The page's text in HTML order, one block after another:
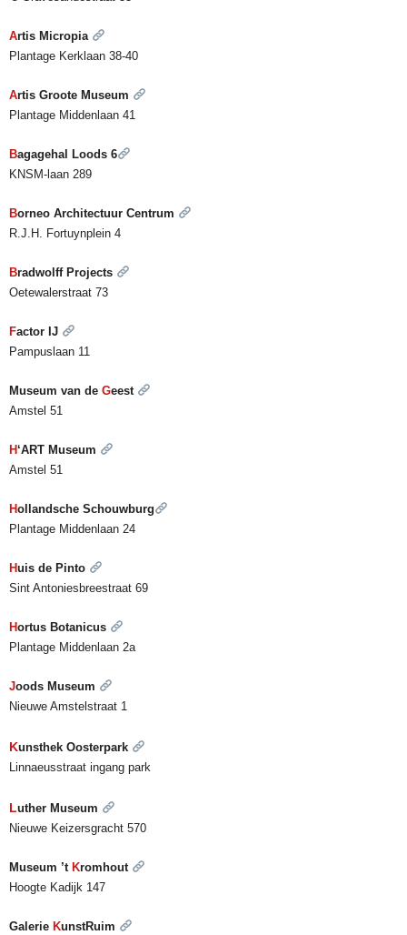
Artis Micropia
Plantage Kerklaan 38-40
Artis Groote Museum
Plantage Middenlaan 41
Bagagehal Loods 6
KNSM-laan 289
Borneo Architectuur Centrum
R.J.H. Fortuynplein 4
Bradwolff Projects
Oetewalerstraat 73
Factor IJ
Pampuslaan 11
Museum van de Geest
Amstel 51
H‘ART Museum
Amstel 51
Hollandsche Schouwburg
Plantage Middenlaan 24
Huis de Pinto
Sint Antoniesbreestraat 69
Hortus Botanicus
Plantage Middenlaan 2a
Joods Museum
Nieuwe Amstelstraat 1
Kunsthek Oosterpark
Linnaeusstraat ingang park
Luther Museum
Nieuwe Keizersgracht 570
Museum ’tKromhout
Hoogte Kadijk 147
Galerie KunstRuim